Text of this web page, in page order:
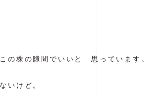
の株の隙間でいいと 思っています。
いけど。